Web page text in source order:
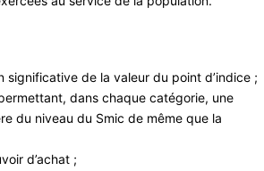
significative de la valeur du point d’indice ;
dans chaque catégorie, une
du niveau du Smic de même que la
d’achat ;